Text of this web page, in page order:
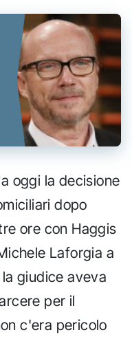
oggi la decisione
dopo
ore con Haggis
Laforgia a
giudice aveva
per il
c'era pericolo